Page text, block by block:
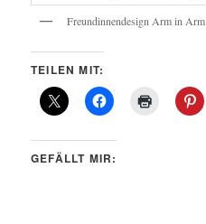
Freundinnendesign Arm in Arm
TEILEN MIT:
GEFÄLLT MIR: